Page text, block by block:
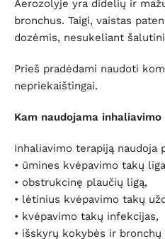
Aerozolyje yra didelių ir
bronchus. Taigi, vaistas
dozėmis, nesukeliant
Prieš pradėdami naudoti
nepriekaištingai.
Kam naudojama inhaliavimo
Inhaliavimo terapiją naudoja
• ūmines kvėpavimo takų
• obstrukcinę plaučių ligą,
• lėtinius kvėpavimo takų
• kvėpavimo takų infekcijas,
• išskyrų kokybės ir